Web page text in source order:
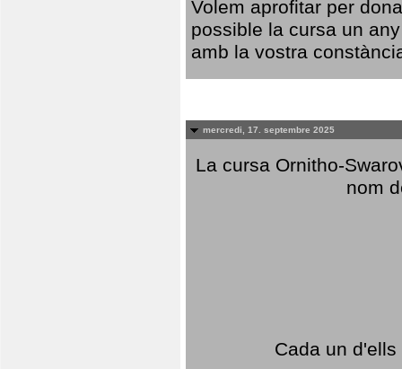
Volem aprofitar per
possible la cursa un
amb la vostra
mercredi, 17. septembre 2025
La cursa Ornitho-
nom
Cada un